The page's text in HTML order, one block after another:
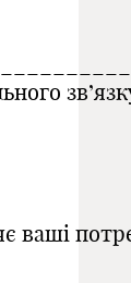
ваші